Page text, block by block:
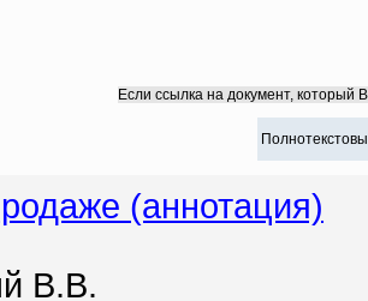
Если ссылка на документ, который
(аннотация)
В.В.